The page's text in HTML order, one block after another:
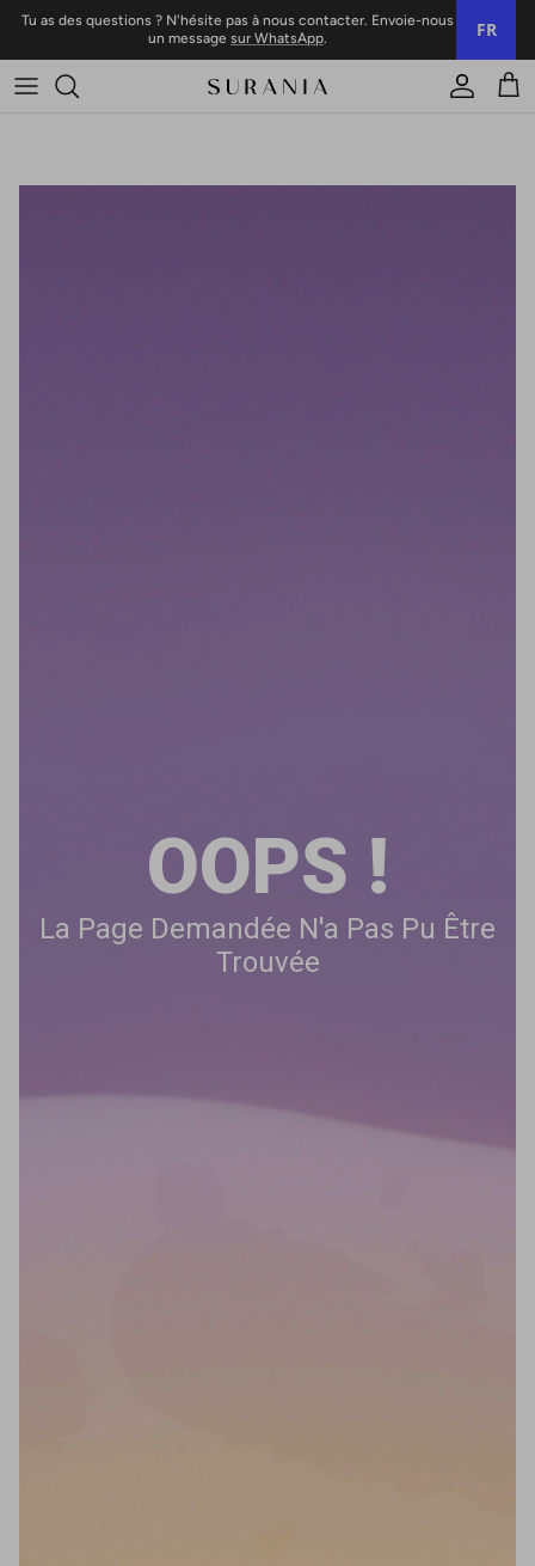
Skip to content
Tu as des questions ? N'hésite pas à nous contacter. Envoie-nous
un message sur WhatsApp. FR
Compte
OOPS !
La Page Demandée N'a Pas Pu Être
Trouvée